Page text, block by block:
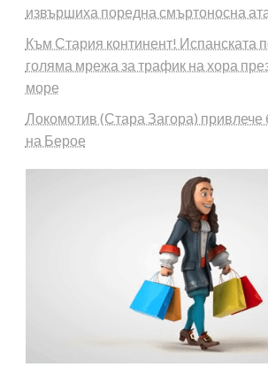
извършиха поредна смъртоносна
Към Стария континент! Испанската
голяма мрежа за трафик на хора
море
Локомотив (Стара Загора)
на Берое